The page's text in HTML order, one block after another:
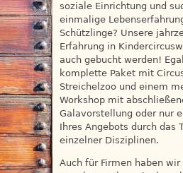
soziale Einrichtung und
einmalige
Schützlinge? Unsere
Erfahrung in
auch gebucht werden!
komplette Paket mit
Streichelzoo und einem
Workshop mit
Galavorstellung oder nur
Ihres Angebots durch das
einzelner Disziplinen.
Auch für Firmen haben